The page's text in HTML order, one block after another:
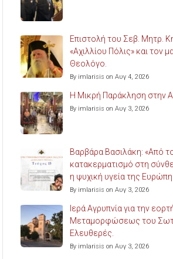
Επιστολή του Σεβ. Μητρ.
«Αχιλλίου Πόλις» και τον
Θεολόγο.
By imlarisis on Αυγ 4, 2026
Η Μικρή Παράκληση στην
By imlarisis on Αυγ 3, 2026
Βαρβάρα Βασιλάκη: «Από
κατακερματισμό στη
η ψυχική υγεία της
By imlarisis on Αυγ 3, 2026
Ιερά Αγρυπνία για την
Μεταμορφώσεως του
Ελευθερές.
By imlarisis on Αυγ 3, 2026